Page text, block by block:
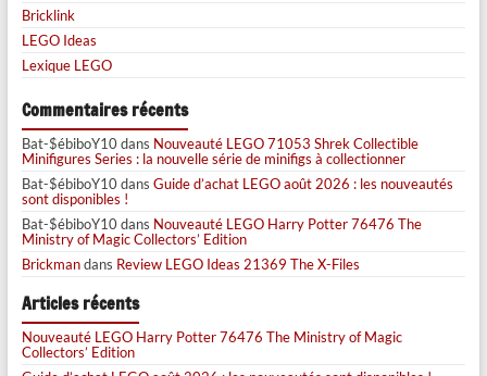
Bricklink
LEGO Ideas
Lexique LEGO
Commentaires récents
Bat-$ébiboY10dans Nouveauté LEGO 71053 Shrek Collectible
Minifigures Series : la nouvelle série de minifigs à collectionner
Bat-$ébiboY10dans Guide d’achat LEGO août 2026 : les nouveautés
sont disponibles !
Bat-$ébiboY10dans Nouveauté LEGO Harry Potter 76476 The
Ministry of Magic Collectors’ Edition
Brickmandans Review LEGO Ideas 21369 The X-Files
Articles récents
Nouveauté LEGO Harry Potter 76476 The Ministry of Magic
Collectors’ Edition